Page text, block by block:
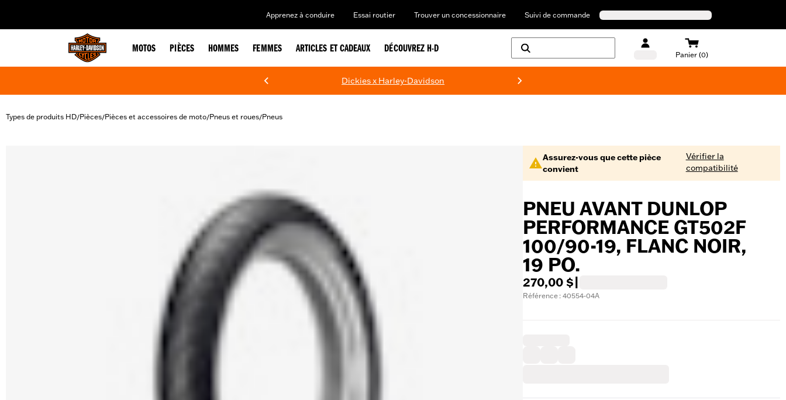
Apprenez à conduire Essai routier Trouver un concessionnaire Suivi de commande
MOTOS PIÈCES HOMMES FEMMES ARTICLES ET CADEAUX DÉCOUVREZ H-D
Panier (0)
Dickies x Harley-Davidson
Types de produits HD/Pièces/Pièces et accessoires de moto/Pneus et roues/Pneus
Assurez-vous que cette pièce
convient
Vérifier la
compatibilité
PNEU AVANT DUNLOP
PERFORMANCE GT502F
100/90-19, FLANC NOIR,
19 PO.
270,00 $
Référence : 40554-04A